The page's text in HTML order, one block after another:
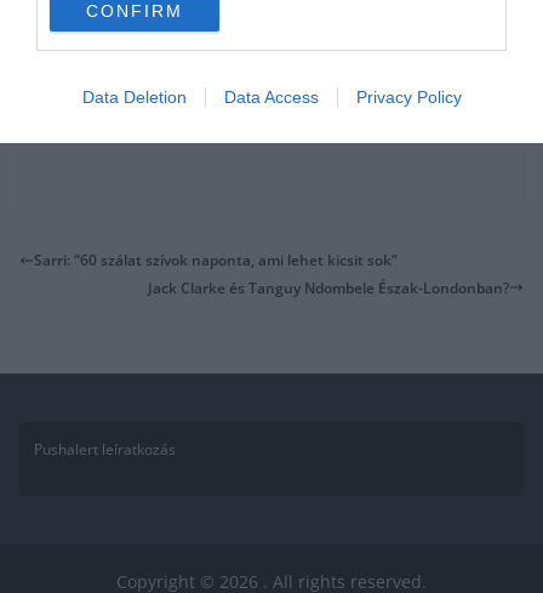
CONFIRM
Data Deletion Data Access Privacy Policy
Sarri: “60 szálat szívok naponta, ami lehet kicsit sok”
Jack Clarke és Tanguy Ndombele Észak-Londonban?
Pushalert leíratkozás
Copyright © 2026 . All rights reserved.